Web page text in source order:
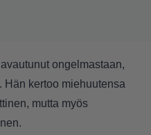
ongelmastaan,
kertoo miehuutensa
mutta myös